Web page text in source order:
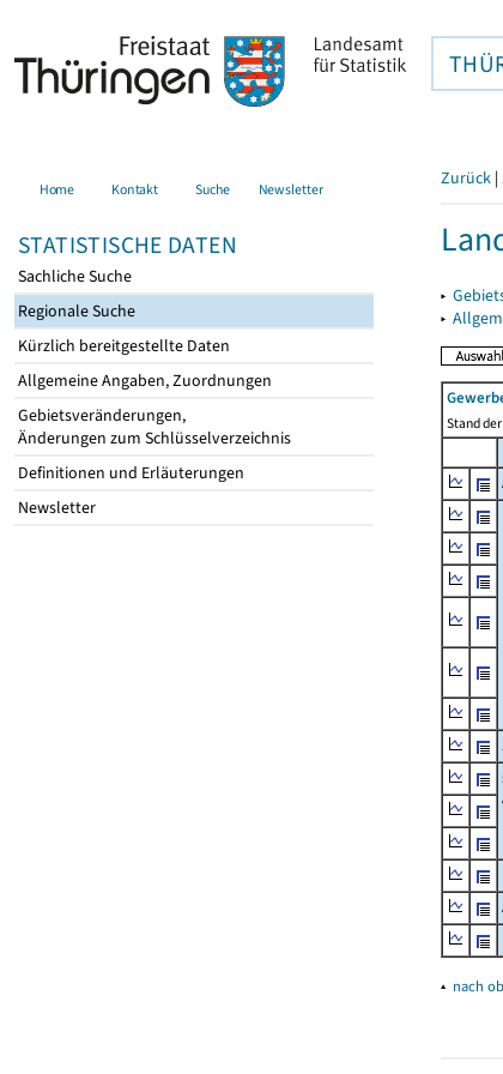
Home Kontakt Suche Newsletter
STATISTISCHE DATEN
Sachliche Suche
Regionale Suche
Kürzlich bereitgestellte Daten
Allgemeine Angaben, Zuordnungen
Gebietsveränderungen,
Änderungen zum Schlüsselverzeichnis
Definitionen und Erläuterungen
Newsletter
Zurück |
▸
▸
Stand
▴ nach